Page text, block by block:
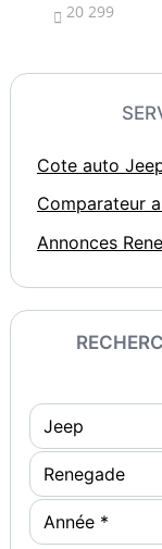
 20 299
Cote auto
Comparateur
Annonces